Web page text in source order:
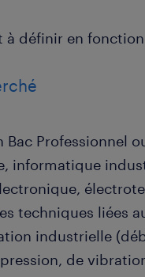
à définir en
Professionnel
informatique
techniques liées
industrielle
de